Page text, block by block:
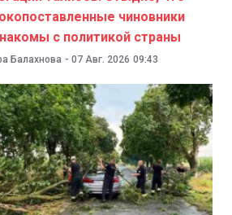
чиновники
с политикой страны
Балахнова - 07 Авг. 2026 09:43